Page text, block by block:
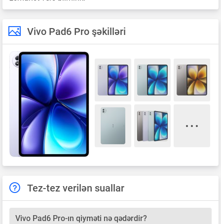
Vivo Pad6 Pro şəkilləri
Tez-tez verilən suallar
Vivo Pad6 Pro-ın qiyməti nə qədərdir?